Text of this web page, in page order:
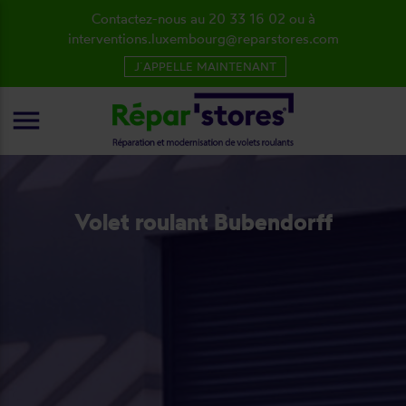
Volet roulant Bubendorff
Contactez-nous au 20 33 16 02 ou à
interventions.luxembourg@reparstores.com
J´APPELLE MAINTENANT
menu